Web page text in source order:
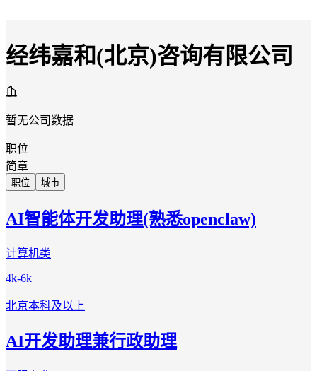
经纬嘉和(北京)咨询有限公司
暂无公司数据
职位
简章
职位 城市
AI智能体开发助理(熟悉openclaw)
计算机类
4k-6k
北京本科及以上
AI开发助理兼行政助理